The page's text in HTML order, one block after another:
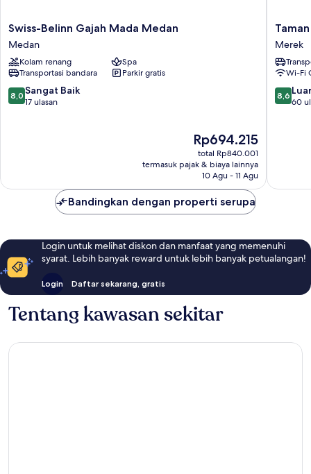
Swiss-
Belinn
Gajah
Mada
Medan
Medan
Swiss-Belinn Gajah Mada Medan
Medan
Kolam renang
Spa
Transportasi bandara
Parkir gratis
8.0
dari
8,0 Sangat Baik
17 ulasan
Harga
sekarang
Rp694.215
Rp694.215
total Rp840.001
termasuk pajak & biaya lainnya
10 Agu - 11 Agu
Taman
Simalem
Resort
Merek
Merek
Wi-Fi
8.6
dari
8,6
60
Bandingkan dengan properti serupa
Login untuk melihat diskon dan manfaat yang memenuhi
syarat. Lebih banyak reward untuk lebih banyak petualangan!
Login Daftar sekarang, gratis
Tentang kawasan sekitar